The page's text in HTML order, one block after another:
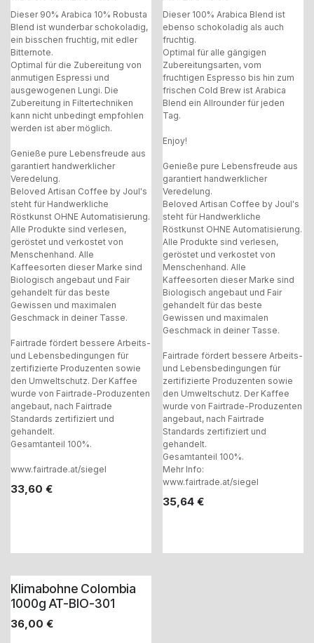
Dieser 90% Arabica 10% Robusta
Blend ist wunderbar schokoladig,
ein bisschen fruchtig, mit edler
Bitternote.
Optimal für die Zubereitung von
anmutigen Espressi und
ausgewogenen Lungi. Die
Zubereitung in Filtertechniken
kann nicht unbedingt empfohlen
werden ist aber möglich.
Genieße pure Lebensfreude aus
garantiert handwerklicher
Veredelung.
Beloved Artisan Coffee by Joul's
steht für Handwerkliche
Röstkunst OHNE Automatisierung.
Alle Produkte sind verlesen,
geröstet und verkostet von
Menschenhand. Alle
Kaffeesorten dieser Marke sind
Biologisch angebaut und Fair
gehandelt für das beste
Gewissen und maximalen
Geschmack in deiner Tasse.
Fairtrade fördert bessere Arbeits-
und Lebensbedingungen für
zertifizierte Produzenten sowie
den Umweltschutz. Der Kaffee
wurde von Fairtrade-Produzenten
angebaut, nach Fairtrade
Standards zertifiziert und
gehandelt.
Gesamtanteil 100%.
www.fairtrade.at/siegel
33,60 €
Dieser 100% Arabica Blend ist
ebenso schokoladig als auch
fruchtig.
Optimal für alle gängigen
Zubereitungsarten, vom
fruchtigen Espresso bis hin zum
frischen Cold Brew ist Arabica
Blend ein Allrounder für jeden
Tag.
Enjoy!
Genieße pure Lebensfreude aus
garantiert handwerklicher
Veredelung.
Beloved Artisan Coffee by Joul's
steht für Handwerkliche
Röstkunst OHNE Automatisierung.
Alle Produkte sind verlesen,
geröstet und verkostet von
Menschenhand. Alle
Kaffeesorten dieser Marke sind
Biologisch angebaut und Fair
gehandelt für das beste
Gewissen und maximalen
Geschmack in deiner Tasse.
Fairtrade fördert bessere Arbeits-
und Lebensbedingungen für
zertifizierte Produzenten sowie
den Umweltschutz. Der Kaffee
wurde von Fairtrade-Produzenten
angebaut, nach Fairtrade
Standards zertifiziert und
gehandelt.
Gesamtanteil 100%.
Mehr Info:
www.fairtrade.at/siegel
35,64€
Klimabohne Colombia
1000g AT-BIO-301
36,00 €